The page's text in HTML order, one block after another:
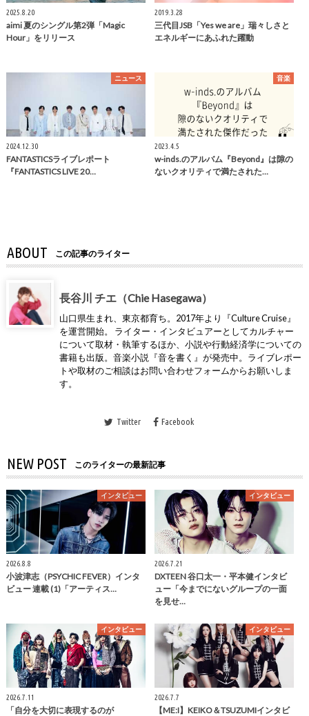
2025.8.20
aimi 夏のシングル第2弾「Magic
Hour」をリリース
2019.3.28
三代目JSB「Yes we are」瑞々しさと
エネルギーにあふれた躍動
ニュース
2024.12.30
FANTASTICSライブレポート
『FANTASTICS LIVE 20…
音楽
2023.4.5
w-inds.のアルバム『Beyond』は隙の
ないクオリティで満たされた…
ABOUT この記事のライター
長谷川 チエ（Chie Hasegawa）
山口県生まれ、東京都育ち。2017年より『Culture Cruise』
を運営開始。 ライター・インタビュアーとしてカルチャー
について取材・執筆するほか、小説や行動経済学についての
書籍も出版。音楽小説『音を書く』が発売中。ライブレポー
トや取材のご相談はお問い合わせフォームからお願いしま
す。
Twitter Facebook
NEW POST このライターの最新記事
インタビュー
2026.8.8
小波津志（PSYCHIC FEVER）インタ
ビュー 連載 (1)「アーティス…
インタビュー
2026.7.21
DXTEEN 谷口太一・平本健インタビ
ュー「今までにないグループの一面
を見せ…
インタビュー
2026.7.11
「自分を大切に表現するのが
インタビュー
2026.7.7
【ME:I】KEIKO＆TSUZUMIインタビ